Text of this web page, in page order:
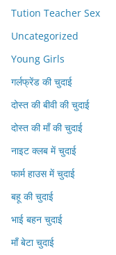
Tution Teacher Sex
Uncategorized
Young Girls
गर्लफ्रेंड की चुदाई
दोस्त की बीवी की चुदाई
दोस्त की माँ की चुदाई
नाइट क्लब में चुदाई
फार्म हाउस में चुदाई
बहू की चुदाई
भाई बहन चुदाई
माँ बेटा चुदाई